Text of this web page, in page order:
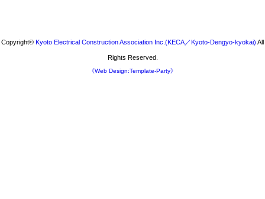
Copyright© Kyoto Electrical Construction Association Inc.(KECA／Kyoto-Dengyo-kyokai) All
Rights Reserved.
《Web Design:Template-Party》